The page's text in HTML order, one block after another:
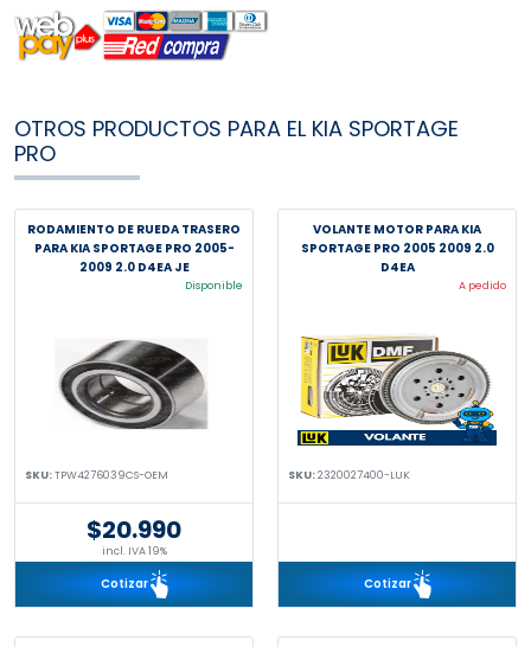
OTROS PRODUCTOS PARA EL KIA SPORTAGE
PRO
RODAMIENTO DE RUEDA TRASERO
PARA KIA SPORTAGE PRO 2005-
2009 2.0 D4EA JE
Disponible
SKU:TPW4276039CS-OEM
$20.990
incl. IVA 19%
Cotizar
VOLANTE MOTOR PARA KIA
SPORTAGE PRO 2005 2009 2.0
D4EA
A pedido
SKU:2320027400-LUK
Cotizar